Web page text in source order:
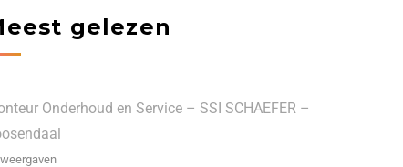
gelezen
Onderhoud en Service – SSI SCHAEFER –